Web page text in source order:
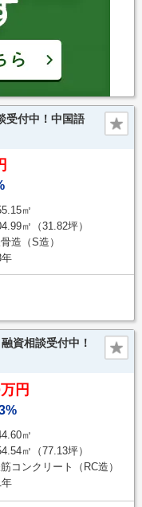
受付中！中国語
㎡
㎡（31.82坪）
造（S造）
年
資相談受付中！
円
㎡
㎡（77.13坪）
コンクリート（RC造）
年